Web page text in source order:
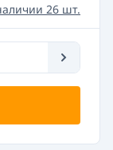
26 шт.